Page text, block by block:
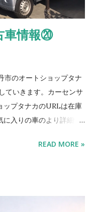
車情報⑳
市のオートショップタナ
ていきます。カーセンサ
ップタナカのURLは在庫
入りの車のより詳細情
万キロ！ 2 ekワゴン
背高スライドドア！ 6
READ MORE »